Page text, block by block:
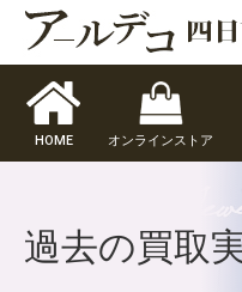
HOME オンラインストア
過去の買取